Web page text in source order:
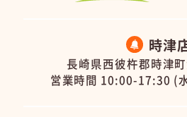
時津
長崎県西彼杵郡時津
営業時間 10:00-17:30 (